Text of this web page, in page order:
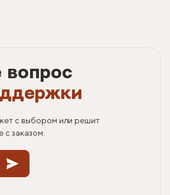
вопрос
с выбором или решит
с заказом.